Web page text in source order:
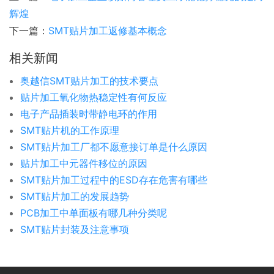
辉煌
下一篇： SMT贴片加工返修基本概念
相关新闻
奥越信SMT贴片加工的技术要点
贴片加工氧化物热稳定性有何反应
电子产品插装时带静电环的作用
SMT贴片机的工作原理
SMT贴片加工厂都不愿意接订单是什么原因
贴片加工中元器件移位的原因
SMT贴片加工过程中的ESD存在危害有哪些
SMT贴片加工的发展趋势
PCB加工中单面板有哪几种分类呢
SMT贴片封装及注意事项